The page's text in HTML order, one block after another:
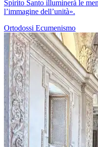
Spirito Santo illuminerà le
l’immagine dell’unità».
Ortodossi Ecumenismo